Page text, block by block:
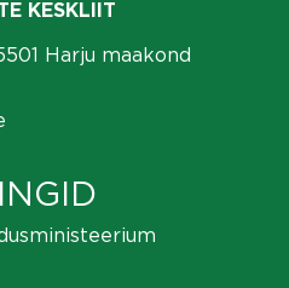
KESKLIIT
Harju maakond